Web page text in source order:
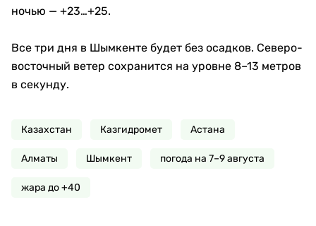
ночью — +23…+25.
Все три дня в Шымкенте будет без осадков. Северо-
восточный ветер сохранится на уровне 8–13 метров
в секунду.
Казахстан Казгидромет Астана
Алматы Шымкент погода на 7–9 августа
жара до +40